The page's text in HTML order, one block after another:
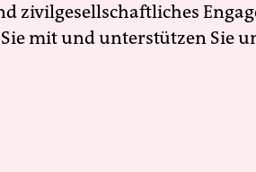
zivilgesellschaftliches
mit und unterstützen Sie